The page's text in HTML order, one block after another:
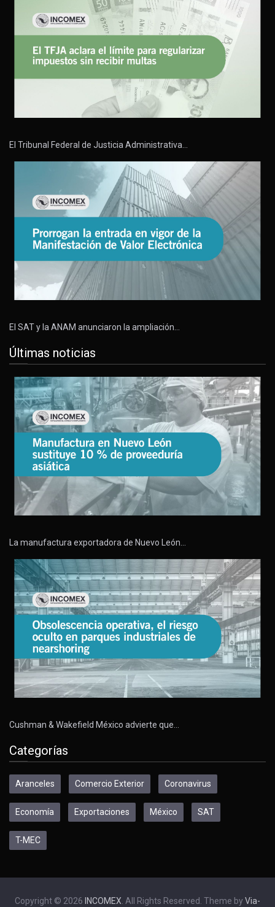
El Tribunal Federal de Justicia Administrativa…
El SAT y la ANAM anunciaron la ampliación…
Últimas noticias
La manufactura exportadora de Nuevo León…
Cushman & Wakefield México advierte que…
Categorías
Aranceles Comercio Exterior Coronavirus
Economía Exportaciones México SAT
T-MEC
Copyright © 2026 INCOMEX . All Rights Reserved. Theme by Via-